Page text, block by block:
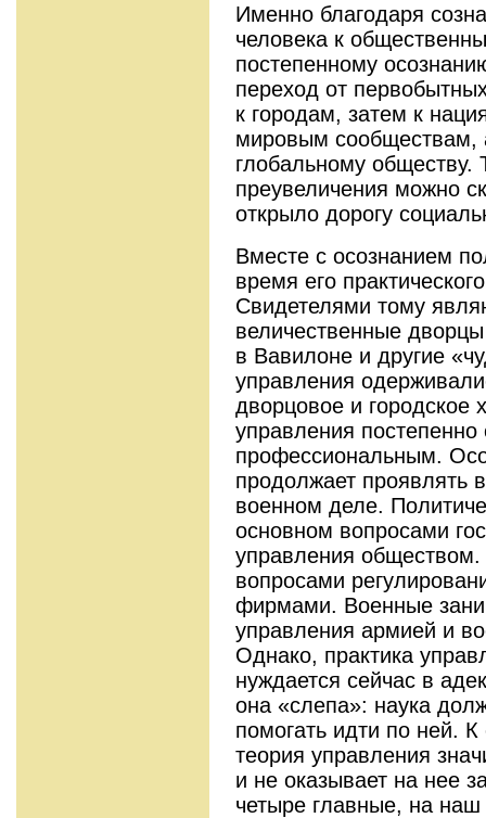
Именно благодаря
человека к
постепенному
переход от
к городам, затем к
мировым
глобальному обществу.
преувеличения можно
открыло дорогу
Вместе с осознанием
время его
Свидетелями тому
величественные
в Вавилоне и другие
управления
дворцовое и городское
управления постепенно
профессиональным.
продолжает проявлять
военном деле.
основном вопросами
управления
вопросами
фирмами. Военные
управления армией и
Однако, практика
нуждается сейчас в
она «слепа»: наука
помогать идти по ней.
теория управления
и не оказывает на нее
четыре главные, на наш